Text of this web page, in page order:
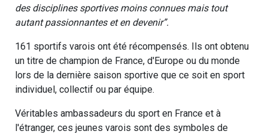
des disciplines sportives moins connues mais tout
autant passionnantes et en devenir”.
161 sportifs varois ont été récompensés. Ils ont obtenu
un titre de champion de France, d'Europe ou du monde
lors de la dernière saison sportive que ce soit en sport
individuel, collectif ou par équipe.
Véritables ambassadeurs du sport en France et à
l'étranger, ces jeunes varois sont des symboles de